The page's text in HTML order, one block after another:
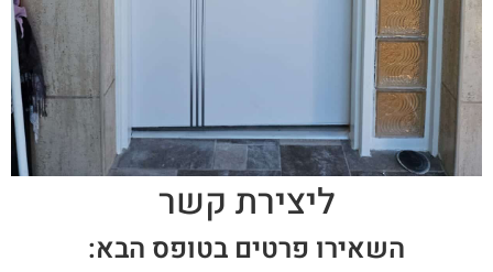
ליצירת קשר
השאירו פרטים בטופס הבא: